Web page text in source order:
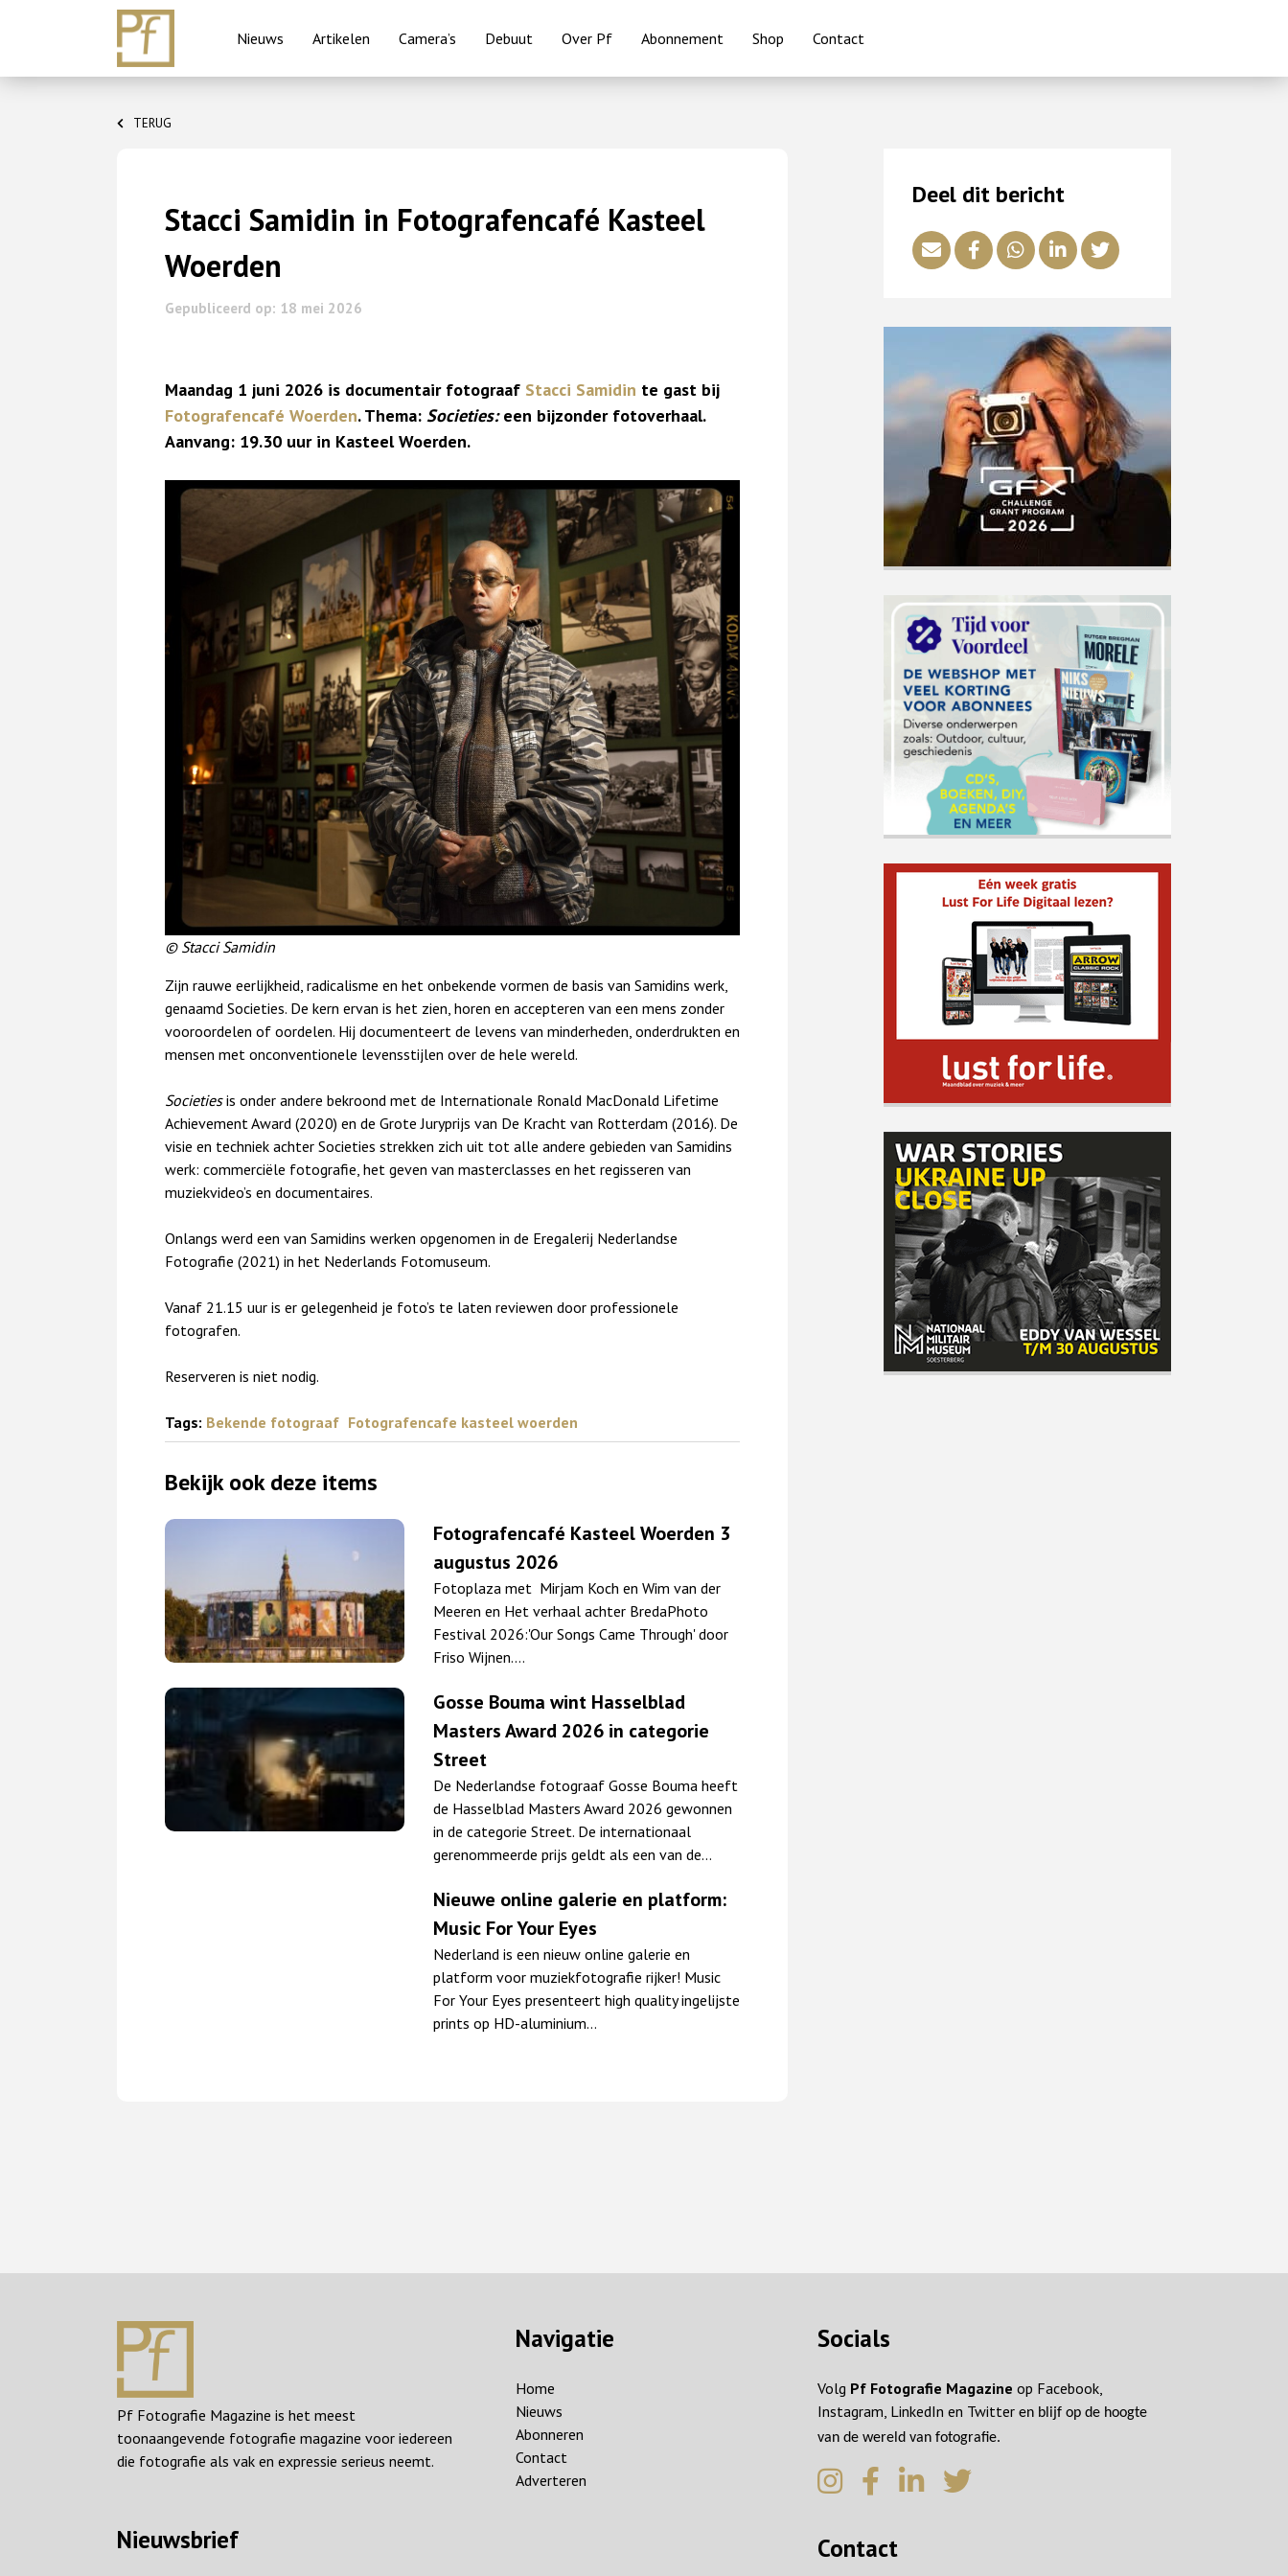
Nieuws Artikelen Camera’s Debuut Over Pf Abonnement Shop Contact
TERUG
Stacci Samidin in Fotografencafé Kasteel
Woerden
Gepubliceerd op: 18 mei 2026
Maandag 1 juni 2026 is documentair fotograaf Stacci Samidin te gast bij
Fotografencafé Woerden. Thema: Societies:een bijzonder fotoverhaal.
Aanvang: 19.30 uur in Kasteel Woerden.
© Stacci Samidin
Zijn rauwe eerlijkheid, radicalisme en het onbekende vormen de basis van Samidins werk,
genaamd Societies. De kern ervan is het zien, horen en accepteren van een mens zonder
vooroordelen of oordelen. Hij documenteert de levens van minderheden, onderdrukten en
mensen met onconventionele levensstijlen over de hele wereld.
Societiesis onder andere bekroond met de Internationale Ronald MacDonald Lifetime
Achievement Award (2020) en de Grote Juryprijs van De Kracht van Rotterdam (2016). De
visie en techniek achter Societies strekken zich uit tot alle andere gebieden van Samidins
werk: commerciële fotografie, het geven van masterclasses en het regisseren van
muziekvideo’s en documentaires.
Onlangs werd een van Samidins werken opgenomen in de Eregalerij Nederlandse
Fotografie (2021) in het Nederlands Fotomuseum.
Vanaf 21.15 uur is er gelegenheid je foto’s te laten reviewen door professionele
fotografen.
Reserveren is niet nodig.
Tags: Bekende fotograaf Fotografencafe kasteel woerden
Bekijk ook deze items
Fotografencafé Kasteel Woerden 3
augustus 2026
Fotoplaza met Mirjam Koch en Wim van der
Meeren en Het verhaal achter BredaPhoto
Festival 2026:'Our Songs Came Through' door
Friso Wijnen.…
Gosse Bouma wint Hasselblad
Masters Award 2026 in categorie
Street
De Nederlandse fotograaf Gosse Bouma heeft
de Hasselblad Masters Award 2026 gewonnen
in de categorie Street. De internationaal
gerenommeerde prijs geldt als een van de…
Nieuwe online galerie en platform:
Music For Your Eyes
Nederland is een nieuw online galerie en
platform voor muziekfotografie rijker! Music
For Your Eyes presenteert high quality ingelijste
prints op HD-aluminium…
Deel dit bericht
Pf Fotografie Magazine is het meest
toonaangevende fotografie magazine voor iedereen
die fotografie als vak en expressie serieus neemt.
Nieuwsbrief
Navigatie
Home
Nieuws
Abonneren
Contact
Adverteren
Socials
Volg Pf Fotografie Magazine op Facebook,
Instagram, LinkedIn en Twitteren blijf op de hoogte
van de wereld van fotografie.
Contact